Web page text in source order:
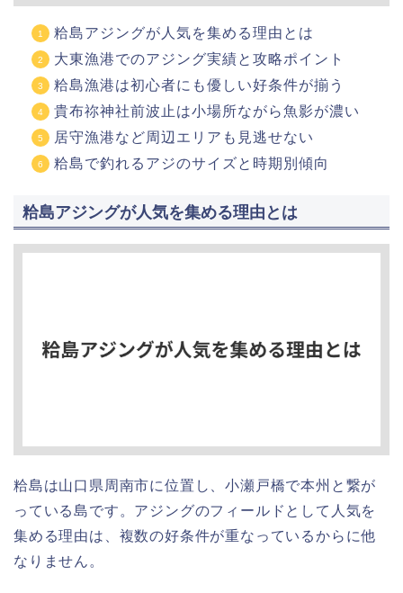
粭島アジングが人気を集める理由とは
大東漁港でのアジング実績と攻略ポイント
粭島漁港は初心者にも優しい好条件が揃う
貴布祢神社前波止は小場所ながら魚影が濃い
居守漁港など周辺エリアも見逃せない
粭島で釣れるアジのサイズと時期別傾向
粭島アジングが人気を集める理由とは
粭島は山口県周南市に位置し、小瀬戸橋で本州と繋が
っている島です。アジングのフィールドとして人気を
集める理由は、複数の好条件が重なっているからに他
なりません。